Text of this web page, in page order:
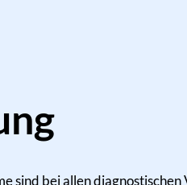
sind bei allen